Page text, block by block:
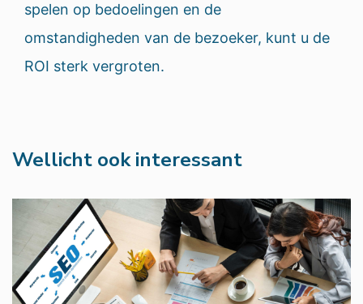
spelen op bedoelingen en de
omstandigheden van de bezoeker, kunt u de
ROI sterk vergroten.
Wellicht ook interessant